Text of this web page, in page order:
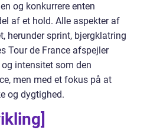
og konkurrere enten
af et hold. Alle aspekter af
herunder sprint, bjergklatring
Tour de France afspejler
intensitet som den
men med et fokus på at
og dygtighed.